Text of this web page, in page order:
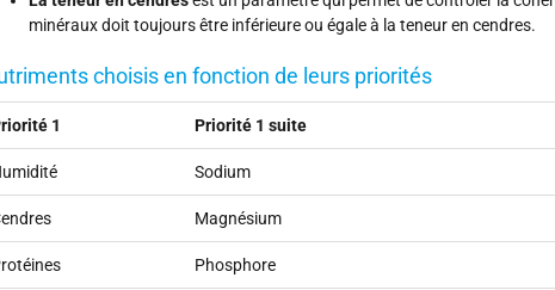
minéraux doit toujours être inférieure ou égale à la teneur en cendres.
choisis en fonction de leurs priorités
1 Priorité 1 suite
Sodium
Magnésium
Phosphore